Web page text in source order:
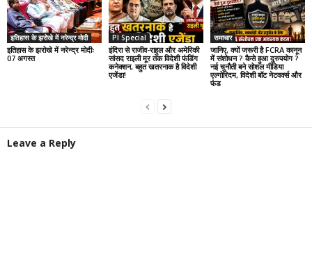
इतिहास के झरोखे में नरेन्द्र मोदी
इतिहास के झरोखे में नरेन्द्र मोदीः
07 अगस्त
PI Special
इंदिरा से राजीव-राहुल और अमेरिकी
सांसद राइली मूर तक विदेशी फंडिंग
कनेक्शन, बहुत खतरनाक है विदेशी
एजेंडा!
समाचार
जानिए, क्यों जरूरी है FCRA कानून
में संशोधन ? कैसे हुआ दुरुपयोग ?
नई चुनौती बने सोशल मीडिया
एल्गोरिदम, विदेशी बॉट नेटवर्क्स और
फंड
Leave a Reply